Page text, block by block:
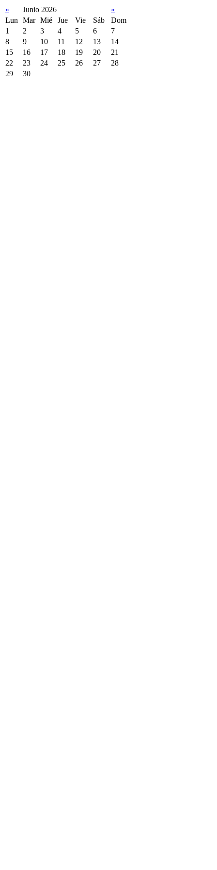
« Junio 2026
»
Lun
Mar Mié Jue Vie Sáb
Dom
1
2 3 4 5 6
7
8
9 10 11 12 13
14
15
16 17 18 19 20
21
22
23 24 25 26 27
28
29
30